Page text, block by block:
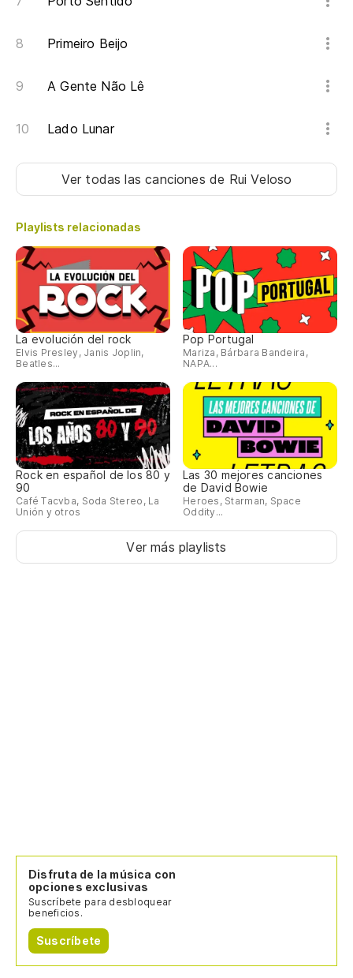
Primeiro Beijo
A Gente Não Lê
Lado Lunar
Ver todas las canciones de Rui Veloso
Playlists relacionadas
La evolución del rock
Elvis Presley, Janis Joplin,
Beatles...
Pop Portugal
Mariza, Bárbara Bandeira,
NAPA...
Rock en español de los 80 y
90
Café Tacvba, Soda Stereo, La
Unión y otros
Las 30 mejores canciones
de David Bowie
Heroes, Starman, Space
Oddity...
Ver más playlists
Disfruta de la música con
opciones exclusivas
Suscríbete para desbloquear
beneficios.
Suscríbete